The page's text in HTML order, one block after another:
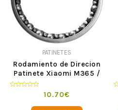
PATINETES
Rodamiento de Direcion
Patinete Xiaomi M365 /
10.70€